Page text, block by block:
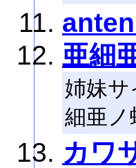
亜細
姉妹サ
細亜ノ
カワ